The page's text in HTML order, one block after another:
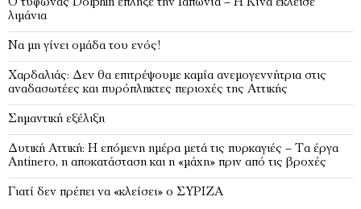
Ο τυφώνας Dolphin έπληξε την Ιαπωνία – H Κίνα έκλεισε
λιμάνια
Να μη γίνει ομάδα του ενός!
Χαρδαλιάς: Δεν θα επιτρέψουμε καμία ανεμογεννήτρια στις
αναδασωτέες και πυρόπληκτες περιοχές της Αττικής
Σημαντική εξέλιξη
Δυτική Αττική: Η επόμενη ημέρα μετά τις πυρκαγιές – Τα έργα
Antinero, η αποκατάσταση και η «μάχη» πριν από τις βροχές
Γιατί δεν πρέπει να «κλείσει» ο ΣΥΡΙΖΑ